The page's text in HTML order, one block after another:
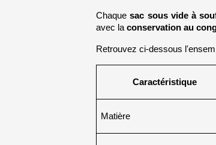
Chaque sac sous vide à
avec la conservation au
Retrouvez ci-dessous
Caractéristique
Matière